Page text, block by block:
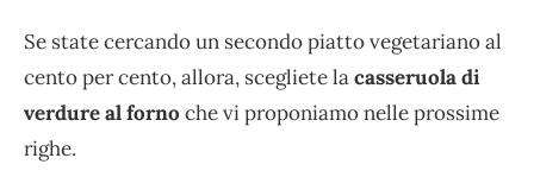
Se state cercando un secondo piatto vegetariano al
cento per cento, allora, scegliete lacasseruola di
verdure al forno che vi proponiamo nelle prossime
righe.